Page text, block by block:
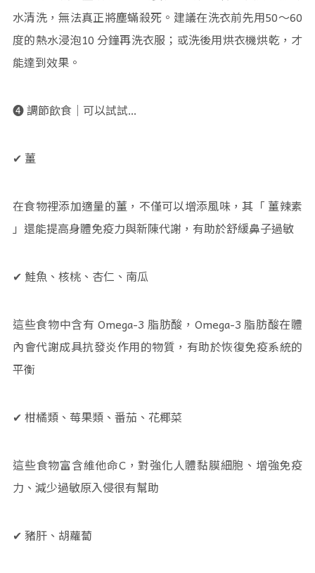
水清洗，無法真正將塵蟎殺死。建議在洗衣前先用50～60
度的熱水浸泡10 分鐘再洗衣服；或洗後用烘衣機烘乾，才
能達到效果。
➍ 調節飲食｜可以試試…
✔ 薑
在食物裡添加適量的薑，不僅可以增添風味，其「 薑辣素
」還能提高身體免疫力與新陳代謝，有助於舒緩鼻子過敏
✔ 鮭魚、核桃、杏仁、南瓜
這些食物中含有 Omega-3 脂肪酸，Omega-3 脂肪酸在體
內會代謝成具抗發炎作用的物質，有助於恢復免疫系統的
平衡
✔ 柑橘類、莓果類、番茄、花椰菜
這些食物富含維他命C，對強化人體黏膜細胞、增強免疫
力、減少過敏原入侵很有幫助
✔ 豬肝、胡蘿蔔